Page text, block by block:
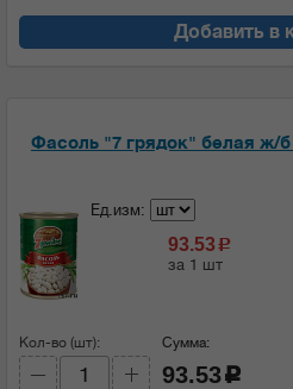
Добавить в
Фасоль "7 грядок" белая ж/
Ед.изм:
93.53 c
за 1 шт
Кол-во (шт): Сумма:
93.53 c